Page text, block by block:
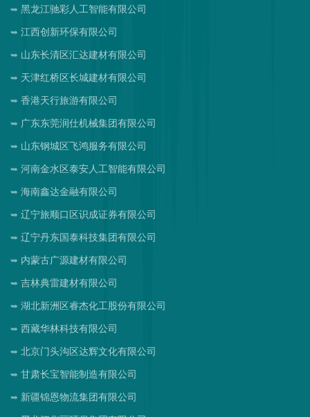
黑龙江驰彩人工智能有限公司
江西创新环保有限公司
山东长清区汇达建材有限公司
天津红桥区长城建材有限公司
香港天行旅游有限公司
广东东莞润仕机械集团有限公司
山东钢城区飞鸿服务有限公司
河南金水区泰安人工智能有限公司
海南鑫达金融有限公司
辽宁旅顺口区识成证券有限公司
辽宁丹东国泰科技集团有限公司
内蒙古广源建材有限公司
吉林典雷建材有限公司
湖北新洲区睿杰化工股份有限公司
西藏华林科技有限公司
北京门头沟区达辉文化有限公司
甘肃长宝智能制造有限公司
新疆锦恩物流集团有限公司